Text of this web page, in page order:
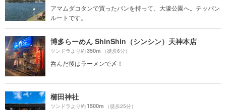
アマムダコタンで買ったパンを持って、大濠公園へ。テッパン
ルートです。
博多らーめん ShinShin（シンシン）天神本店
ツンドラより約350m （徒歩6分）
呑んだ後はラーメンで〆！
櫛田神社
ツンドラより約1500m （徒歩25分）